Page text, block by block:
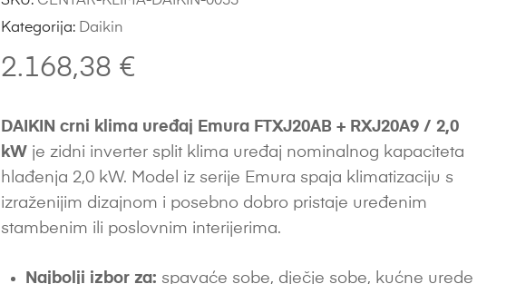
2.168,38 €
DAIKIN crni klima uređaj Emura FTXJ20AB + RXJ20A9 / 2,0
kW je zidni inverter split klima uređaj nominalnog kapaciteta
hlađenja 2,0 kW. Model iz serije Emura spaja klimatizaciju s
izraženijim dizajnom i posebno dobro pristaje uređenim
stambenim ili poslovnim interijerima.
Najbolji izbor za: spavaće sobe, dječje sobe, kućne urede
Kategorija: Daikin